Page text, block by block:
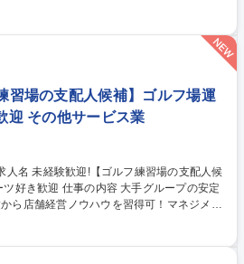
上・利益の最大化と顧客満足度の向上に向
策定■集客戦略の立案・マーケティング施策
・評価および組織マネジメント■施設・設備
★ご入社後は即戦力として店舗のトップと
場の支配人】
ポーツ好き歓迎
習場の支配人候補】ゴルフ場運
迎 その他サービス業
手グループの安定
ら店舗経営ノウハウを習得可！マネジメン
画やスタッフ育成を通じて地域に選ばれる